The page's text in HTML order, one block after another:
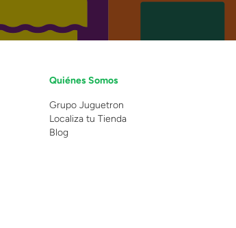
Quiénes Somos
Grupo Juguetron
Localiza tu Tienda
Blog